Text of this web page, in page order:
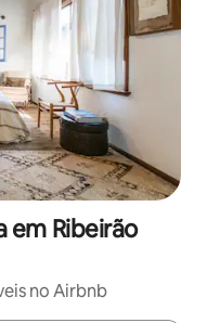
em Ribeirão
no Airbnb